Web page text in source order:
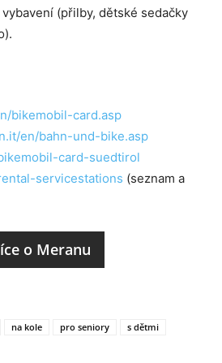
(přilby, dětské sedačky
bikemobil-card.asp
en/bahn-und-bike.asp
card-suedtirol
servicestations (seznam a
o Meranu
na kole pro seniory s dětmi